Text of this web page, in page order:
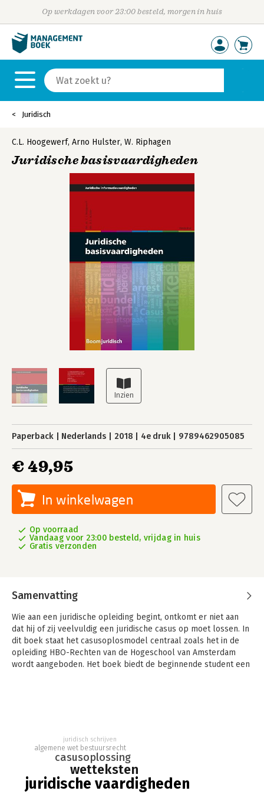
Op werkdagen voor 23:00 besteld, morgen in huis
Juridisch
C.L. Hoogewerf, Arno Hulster, W. Riphagen
Juridische basisvaardigheden
Paperback Nederlands 2018 4e druk 9789462905085
€ 49,95
In winkelwagen
Op voorraad
Vandaag voor 23:00 besteld, vrijdag in huis
Gratis verzonden
Samenvatting
Wie aan een juridische opleiding begint, ontkomt er niet aan
dat hij of zij veelvuldig een juridische casus op moet lossen. In
dit boek staat het casusoplosmodel centraal zoals het in de
opleiding HBO-Rechten van de Hogeschool van Amsterdam
wordt aangeboden. Het boek biedt de beginnende student een
De reeks Juridische informatievaardigheden bevat
studieboeken waarin rechtenstudenten op een praktische
wijze wordt geleerd te werken met juridische informative
(wetgeving, jurisprudentie en literatuur), het goed verwijzen
naar die informative en het overzichtelijk beschikbaar stellen
juridische vaardigheden
wetteksten
casusoplossing
algemene wet bestuursrecht
juridisch schrijven